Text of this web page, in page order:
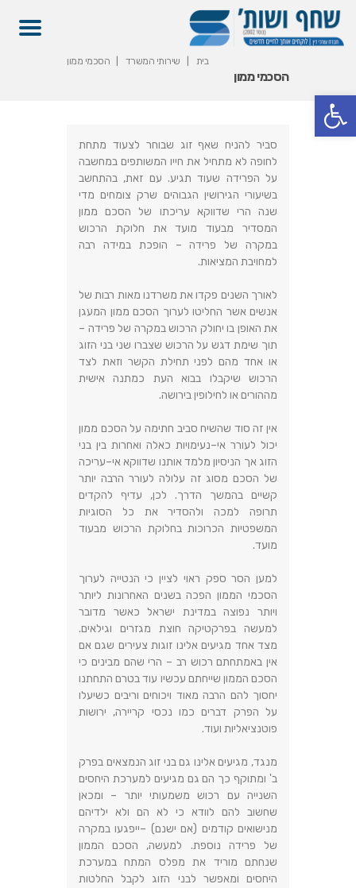
פתח סרגל נגישות
הסכמי ממון
בית שירותי המשרד הסכמי ממון
סביר להניח שאף זוג שבוחר לצעוד מתחת
לחופה לא מתחיל את חייו המשותפים במחשבה
על הפרידה שעוד תגיע. עם זאת, בהתחשב
בשיעורי הגירושין הגבוהים שרק צומחים מדי
שנה הרי שדווקא עריכתו של הסכם ממון
המסדיר מבעוד מועד את חלוקת הרכוש
במקרה של פרידה – הופכת במידה רבה
למחויבת המציאות.
לאורך השנים פקדו את משרדנו מאות רבות של
אנשים אשר החליטו לערוך הסכם ממון המעגן
את האופן בו יחולק הרכוש במקרה של פרידה –
תוך שימת דגש על הרכוש שצברו שני בני הזוג
או אחד מהם לפני תחילת הקשר וזאת לצד
הרכוש שיקבלו בבוא העת כמתנה אישית
מההורים או לחילופין בירושה.
אין זה סוד שהשיח סביב חתימה על הסכם ממון
יכול לעורר אי–נעימויות כאלה ואחרות בין בני
הזוג אך הניסיון מלמד אותנו שדווקא אי–עריכה
של הסכם מסוג זה עלולה לעורר הרבה יותר
קשיים בהמשך הדרך. לכן, עדיף להקדים
תרופה למכה ולהסדיר את כל הסוגיות
המשפטיות הכרוכות בחלוקת הרכוש מבעוד
מועד.
למען הסר ספק ראוי לציין כי הנטייה לערוך
הסכמי הממון הפכה בשנים האחרונות ליותר
ויותר נפוצה במדינת ישראל כאשר מדובר
למעשה בפרקטיקה חוצת מגזרים וגילאים.
מצד אחד מגיעים אלינו זוגות צעירים שגם אם
אין באמתחתם רכוש רב – הרי שהם מבינים כי
הסכם הממון שייחתם עכשיו עוד בטרם התחתנו
יחסוך להם הרבה מאוד ויכוחים וריבים כשיעלו
על הפרק דברים כמו נכסי קריירה, ירושות
פוטנציאליות ועוד.
מנגד, מגיעים אלינו גם בני זוג הנמצאים בפרק
ב' ומתוקף כך הם גם מגיעים למערכת היחסים
השנייה עם רכוש משמעותי יותר – ומכאן
שחשוב להם לוודא כי לא הם ולא ילדיהם
מנישואים קודמים (אם ישנם) –ייפגעו במקרה
של פרידה נוספת. למעשה, הסכם הממון
שנחתם מוריד את מפלס המתח במערכת
היחסים ומאפשר לבני הזוג לקבל החלטות